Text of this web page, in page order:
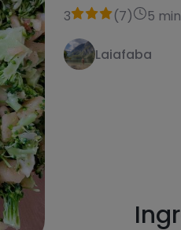
3 (7) 5 min
Laiafaba